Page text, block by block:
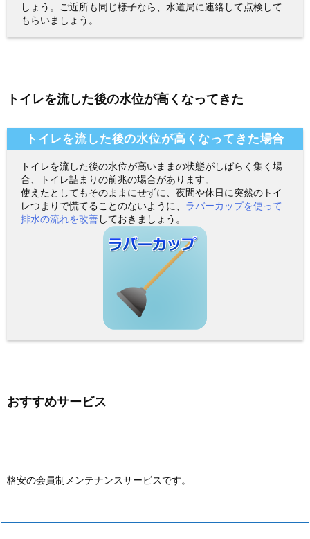
しょう。ご近所も同じ様子なら、水道局に連絡して点検して
もらいましょう。
トイレを流した後の水位が高くなってきた
トイレを流した後の水位が高くなってきた場合
トイレを流した後の水位が高いままの状態がしばらく集く場
合、トイレ詰まりの前兆の場合があります。
使えたとしてもそのままにせずに、夜間や休日に突然のトイ
レつまりで慌てることのないように、 ラバーカップを使って
排水の流れを改善しておきましょう。
おすすめサービス
格安の会員制メンテナンスサービスです。